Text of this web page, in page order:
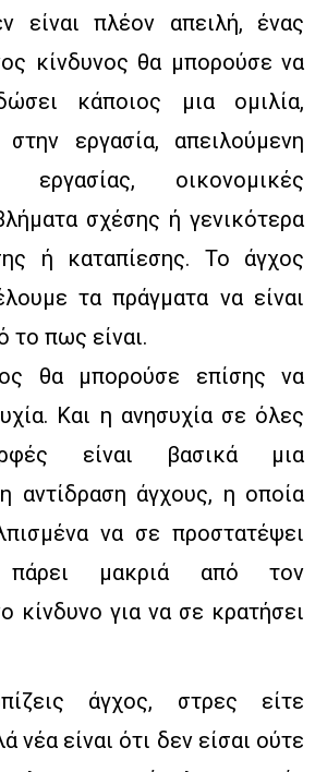
είναι πλέον απειλή, ένας
κίνδυνος θα μπορούσε να
κάποιος μια ομιλία,
στην εργασία, απειλούμενη
οικονομικές
σχέσης ή γενικότερα
ή καταπίεσης. Το άγχος
τα πράγματα να είναι
το πως είναι.
θα μπορούσε επίσης να
Και η ανησυχία σε όλες
είναι βασικά μια
αντίδραση άγχους, η οποία
να σε προστατέψει
μακριά από τον
κίνδυνο για να σε κρατήσει
άγχος, στρες είτε
νέα είναι ότι δεν είσαι ούτε